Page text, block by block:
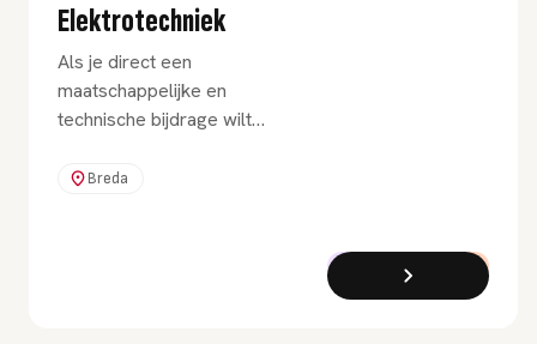
Elektrotechniek
Als je direct een
maatschappelijke en
technische bijdrage wilt
energietransitie, is deze
Breda